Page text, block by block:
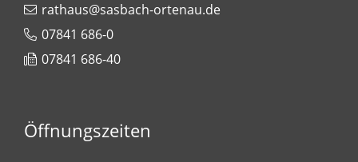
rathaus@sasbach-ortenau.de
07841 686-0
07841 686-40
Öffnungszeiten